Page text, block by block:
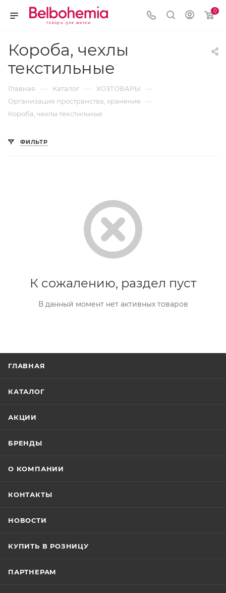
0
Короба, чехлы
текстильные
Главная — Каталог — ХОЗТОВАРЫ —
Организация пространства, хранение —
Короба, чехлы текстильные
ФИЛЬТР
К сожалению, раздел пуст
В данный момент нет активных товаров
ГЛАВНАЯ
КАТАЛОГ
АКЦИИ
БРЕНДЫ
О КОМПАНИИ
КОНТАКТЫ
НОВОСТИ
КУПИТЬ В РОЗНИЦУ
ПАРТНЕРАМ